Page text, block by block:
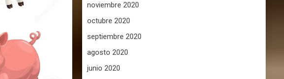
noviembre 2020
octubre 2020
septiembre 2020
agosto 2020
junio 2020